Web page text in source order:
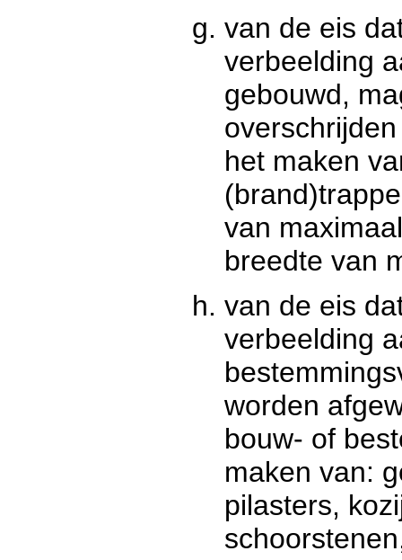
van de eis
verbeelding
gebouwd,
het maken
van
breedte van
van de eis
verbeelding
worden
bouw- of
maken van:
pilasters,